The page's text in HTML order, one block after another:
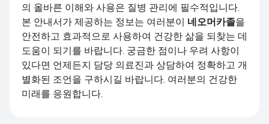
의 올바른 이해와 사용은 질병 관리에 필수적입니다.
본 안내서가 제공하는 정보는 여러분이 네오머카졸을
안전하고 효과적으로 사용하여 건강한 삶을 되찾는 데
도움이 되기를 바랍니다. 궁금한 점이나 우려 사항이
있다면 언제든지 담당 의료진과 상담하여 정확하고 개
별화된 조언을 구하시길 바랍니다. 여러분의 건강한
미래를 응원합니다.